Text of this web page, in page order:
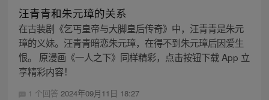
汪青青和朱元璋的关系
在古装剧《乞丐皇帝与大脚皇后传奇》中，汪青青是朱元
璋的义妹。汪青青暗恋朱元璋，在得不到朱元璋后因爱生
恨。 原漫画《一人之下》同样精彩，点击按钮下载 App 立
享精彩内容！
1 个回答 2024年09月11日 18:27